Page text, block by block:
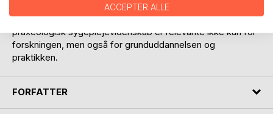
Det betyder, at overvejelserne i denne bog om
praxeologisk sygeplejevidenskab er relevante ikke kun for
forskningen, men også for grunduddannelsen og
praktikken.
FORFATTER
ACCEPTER ALLE